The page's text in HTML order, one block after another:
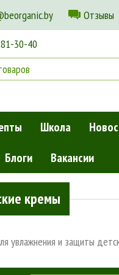
Отзывы
30-40
Школа
Блоги Вакансии
кремы
увлажнения и защиты